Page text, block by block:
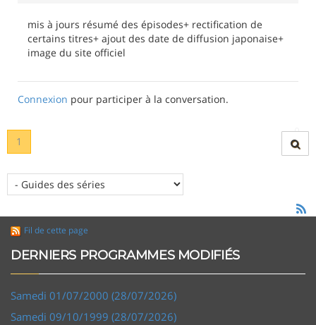
mis à jours résumé des épisodes+ rectification de
certains titres+ ajout des date de diffusion japonaise+
image du site officiel
Connexion pour participer à la conversation.
1
Fil de cette page
DERNIERS PROGRAMMES MODIFIÉS
Samedi 01/07/2000 (28/07/2026)
Samedi 09/10/1999 (28/07/2026)